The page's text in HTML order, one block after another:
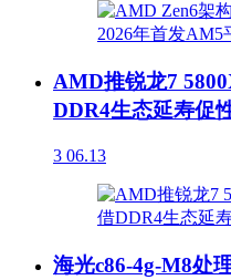
AMD推锐龙7
DDR4生态延寿促
3 06.13
海光c86-4g-M8处